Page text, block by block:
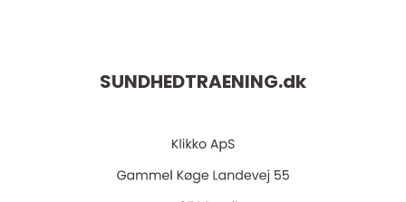
SUNDHEDTRAENING.dk